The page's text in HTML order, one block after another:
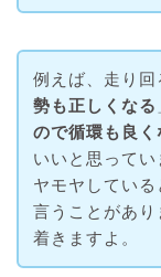
例えば、走り回
勢も正しくなる
ので循環も良く
いいと思って
ヤモヤしてい
言うことがあ
着きますよ。